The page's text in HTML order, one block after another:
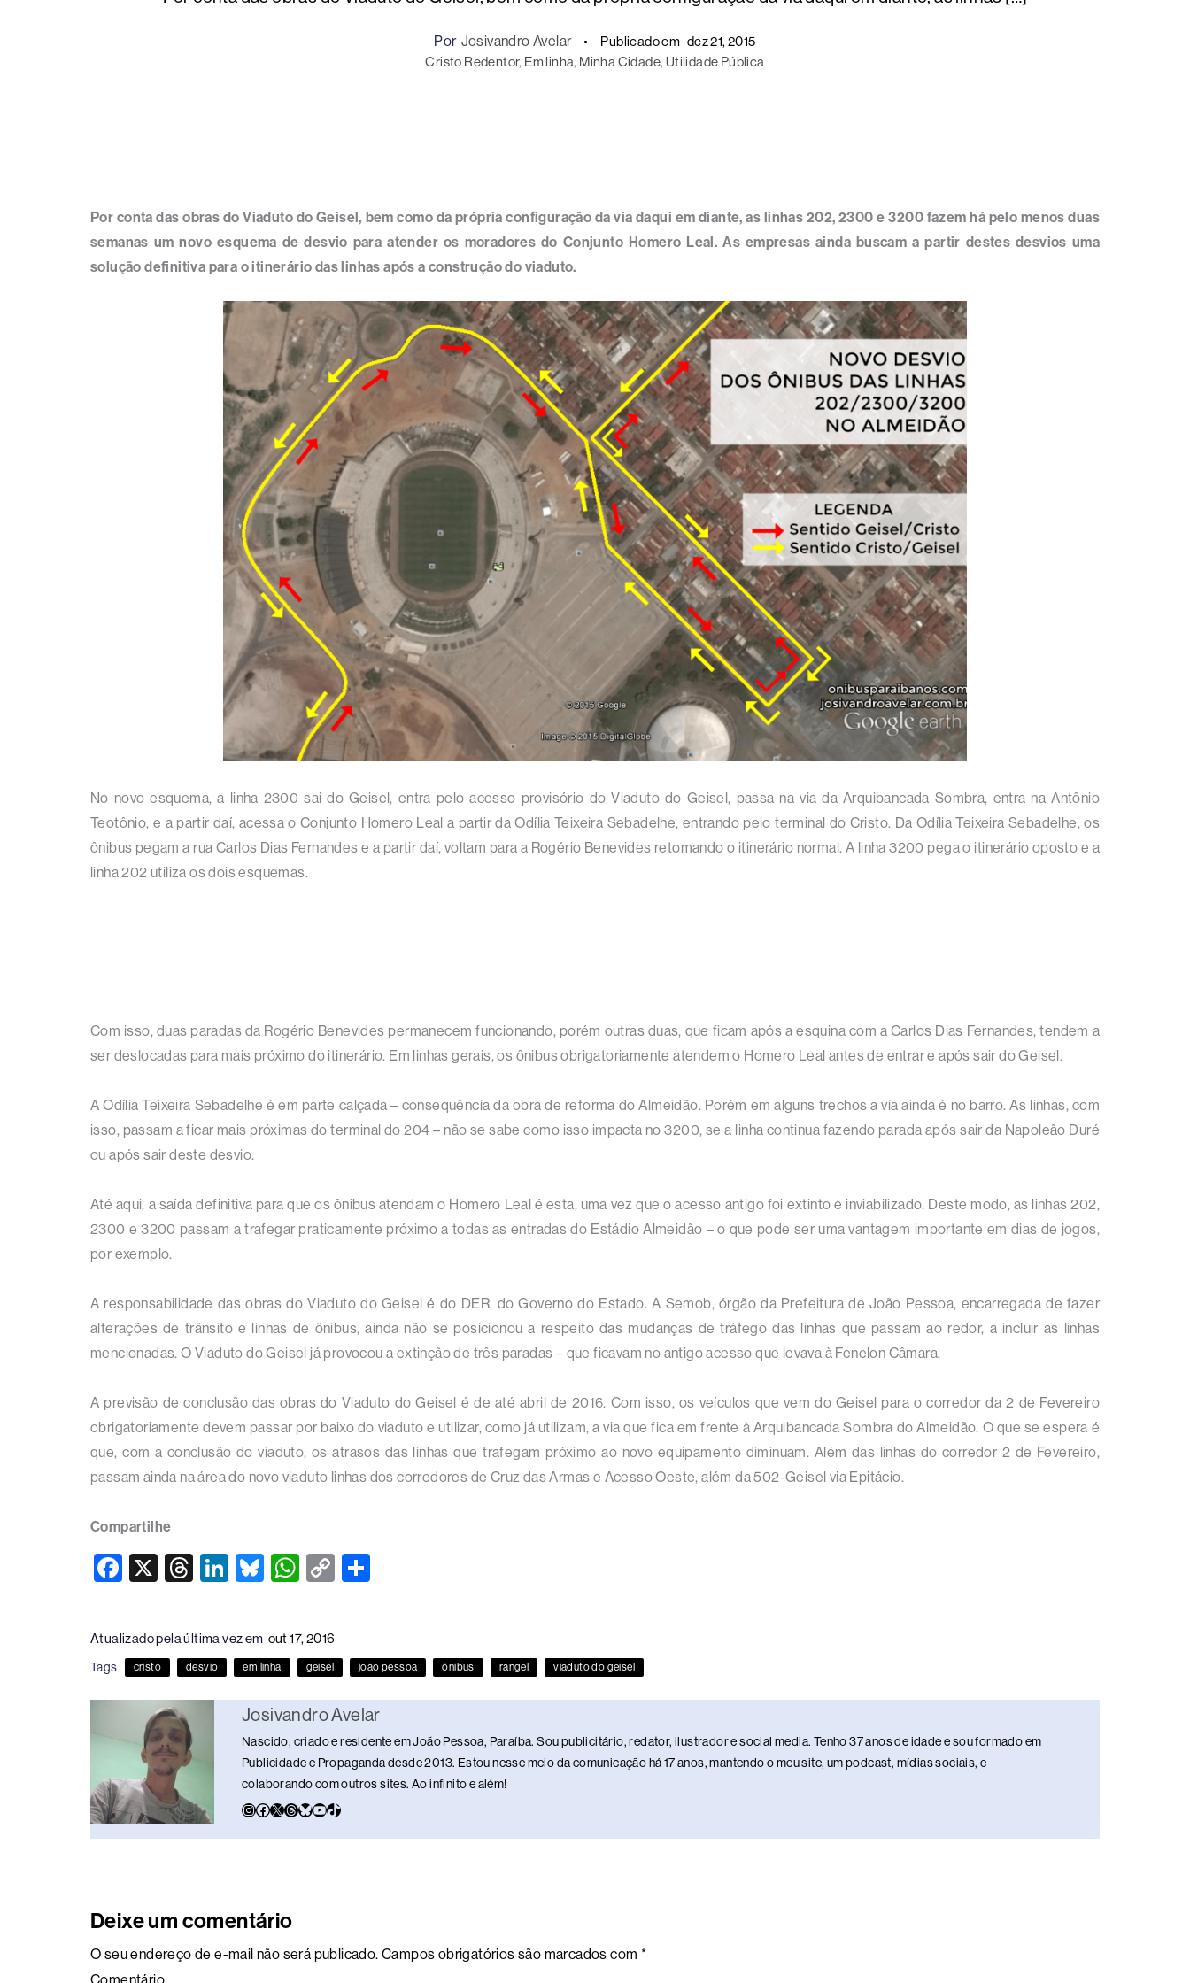
Por Josivandro Avelar Publicado em dez 21, 2015
Cristo Redentor, Em linha, Minha Cidade, Utilidade Pública
Por conta das obras do Viaduto do Geisel, bem como da própria configuração da via daqui em diante, as linhas 202, 2300 e 3200 fazem há pelo menos duas
semanas um novo esquema de desvio para atender os moradores do Conjunto Homero Leal. As empresas ainda buscam a partir destes desvios uma
solução definitiva para o itinerário das linhas após a construção do viaduto.
No novo esquema, a linha 2300 sai do Geisel, entra pelo acesso provisório do Viaduto do Geisel, passa na via da Arquibancada Sombra, entra na Antônio
Teotônio, e a partir daí, acessa o Conjunto Homero Leal a partir da Odília Teixeira Sebadelhe, entrando pelo terminal do Cristo. Da Odília Teixeira Sebadelhe, os
ônibus pegam a rua Carlos Dias Fernandes e a partir daí, voltam para a Rogério Benevides retomando o itinerário normal. A linha 3200 pega o itinerário oposto e a
linha 202 utiliza os dois esquemas.
Com isso, duas paradas da Rogério Benevides permanecem funcionando, porém outras duas, que ficam após a esquina com a Carlos Dias Fernandes, tendem a
ser deslocadas para mais próximo do itinerário. Em linhas gerais, os ônibus obrigatoriamente atendem o Homero Leal antes de entrar e após sair do Geisel.
A Odília Teixeira Sebadelhe é em parte calçada – consequência da obra de reforma do Almeidão. Porém em alguns trechos a via ainda é no barro. As linhas, com
isso, passam a ficar mais próximas do terminal do 204 – não se sabe como isso impacta no 3200, se a linha continua fazendo parada após sair da Napoleão Duré
ou após sair deste desvio.
Até aqui, a saída definitiva para que os ônibus atendam o Homero Leal é esta, uma vez que o acesso antigo foi extinto e inviabilizado. Deste modo, as linhas 202,
2300 e 3200 passam a trafegar praticamente próximo a todas as entradas do Estádio Almeidão – o que pode ser uma vantagem importante em dias de jogos,
por exemplo.
A responsabilidade das obras do Viaduto do Geisel é do DER, do Governo do Estado. A Semob, órgão da Prefeitura de João Pessoa, encarregada de fazer
alterações de trânsito e linhas de ônibus, ainda não se posicionou a respeito das mudanças de tráfego das linhas que passam ao redor, a incluir as linhas
mencionadas. O Viaduto do Geisel já provocou a extinção de três paradas – que ficavam no antigo acesso que levava à Fenelon Câmara.
A previsão de conclusão das obras do Viaduto do Geisel é de até abril de 2016. Com isso, os veículos que vem do Geisel para o corredor da 2 de Fevereiro
obrigatoriamente devem passar por baixo do viaduto e utilizar, como já utilizam, a via que fica em frente à Arquibancada Sombra do Almeidão. O que se espera é
que, com a conclusão do viaduto, os atrasos das linhas que trafegam próximo ao novo equipamento diminuam. Além das linhas do corredor 2 de Fevereiro,
passam ainda na área do novo viaduto linhas dos corredores de Cruz das Armas e Acesso Oeste, além da 502-Geisel via Epitácio.
Compartilhe
F
e
b
o
o
X
T
a
d
s
Li
e
dI
n
Bl
sk
y
W
s
A
p
p
C
y
Li
n
k
e
Atualizado pela última vez em out 17, 2016
Tags cristo desvio em linha geisel joão pessoa ônibus rangel viaduto do geisel
Josivandro Avelar
Nascido, criado e residente em João Pessoa, Paraíba. Sou publicitário, redator, ilustrador e social media. Tenho 37 anos de idade e sou formado em
Publicidade e Propaganda desde 2013. Estou nesse meio da comunicação há 17 anos, mantendo o meu site, um podcast, mídias sociais, e
colaborando com outros sites. Ao infinito e além!
Deixe um comentário
O seu endereço de e-mail não será publicado. Campos obrigatórios são marcados com *